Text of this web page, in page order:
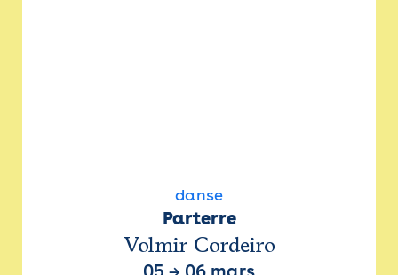
danse
Parterre
Volmir Cordeiro